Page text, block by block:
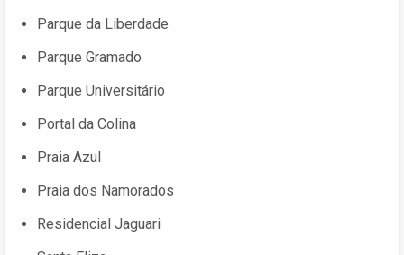
Parque da Liberdade
Parque Gramado
Parque Universitário
Portal da Colina
Praia Azul
Praia dos Namorados
Residencial Jaguari